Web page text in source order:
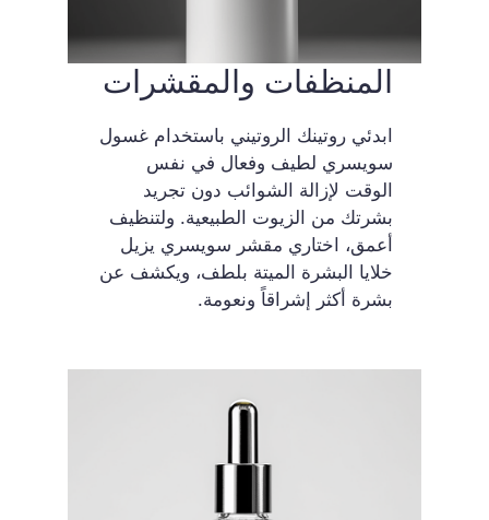
المنظفات والمقشرات
ابدئي روتينك الروتيني باستخدام غسول
سويسري لطيف وفعال في نفس
الوقت لإزالة الشوائب دون تجريد
بشرتك من الزيوت الطبيعية. ولتنظيف
أعمق، اختاري مقشر سويسري يزيل
خلايا البشرة الميتة بلطف، ويكشف عن
بشرة أكثر إشراقاً ونعومة.